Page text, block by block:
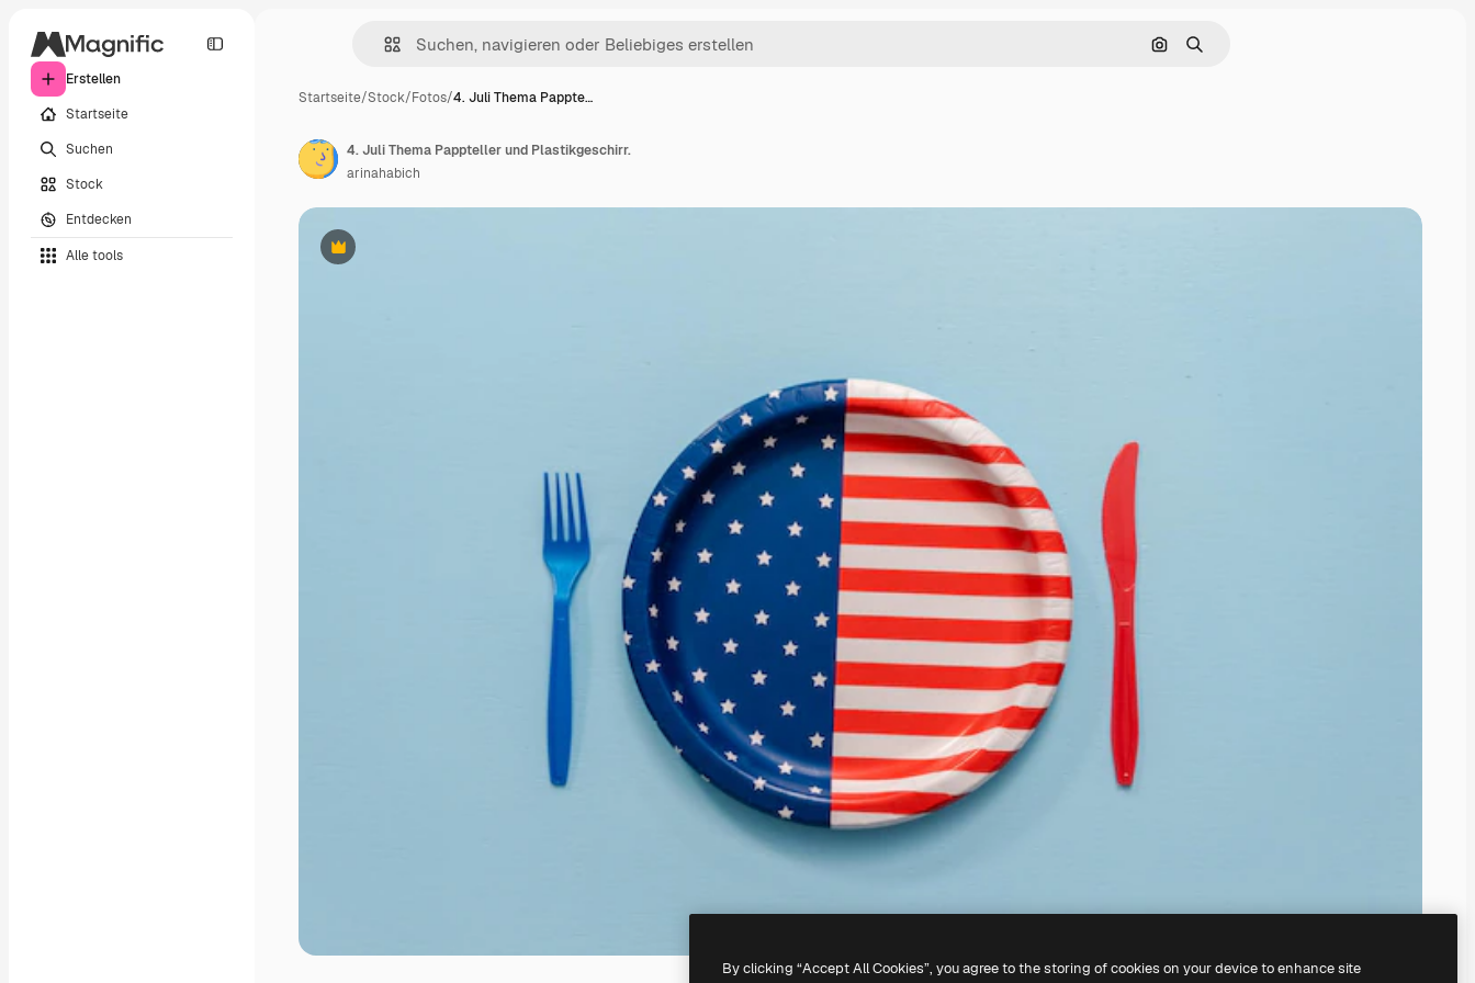
Erstellen
Startseite
Suchen
Stock
Entdecken
Alle tools
Nach Bild suchen
Suchen
Startseite/Stock/Fotos/4. Juli Thema Pappte…
Premium
4. Juli Thema Pappteller und Plastikgeschirr.
arinahabich
By clicking “Accept All Cookies”, you agree to the storing of cookies on your device to enhance site